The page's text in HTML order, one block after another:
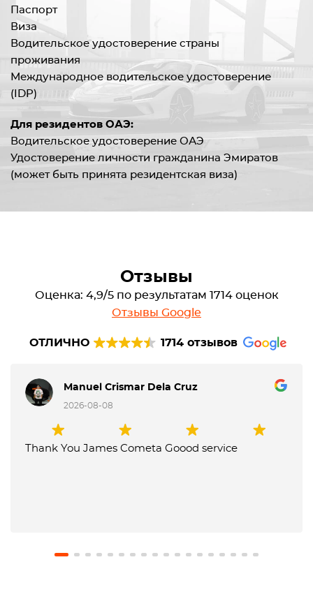
Паспорт
Виза
Водительское удостоверение страны
проживания
Международное водительское удостоверение
(IDP)
Для резидентов ОАЭ:
Водительское удостоверение ОАЭ
Удостоверение личности гражданина Эмиратов
(может быть принята резидентская виза)
Отзывы
Оценка: 4,9/5 по результатам 1714 оценок
Отзывы Google
ОТЛИЧНО 1714 отзывов
Manuel Crismar Dela Cruz
2026-08-08
Thank You James Cometa Goood service